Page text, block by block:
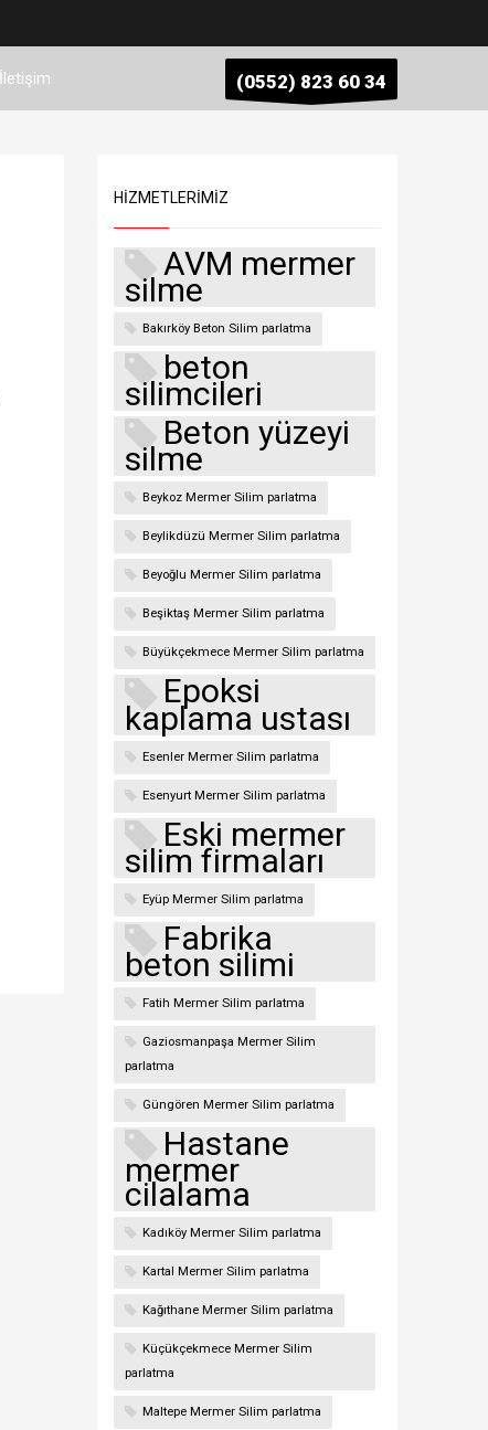
İletişim (0552) 823 60 34
HIZMETLERIMIZ
AVM mermer
silme
Bakırköy Beton Silim parlatma
beton
silimcileri
Beton yüzeyi
silme
Beykoz Mermer Silim parlatma
Beylikdüzü Mermer Silim parlatma
Beyoğlu Mermer Silim parlatma
Beşiktaş Mermer Silim parlatma
Büyükçekmece Mermer Silim parlatma
Epoksi
kaplama ustası
Esenler Mermer Silim parlatma
Esenyurt Mermer Silim parlatma
Eski mermer
silim firmaları
Eyüp Mermer Silim parlatma
Fabrika
beton silimi
Fatih Mermer Silim parlatma
Gaziosmanpaşa Mermer Silim
parlatma
Güngören Mermer Silim parlatma
Hastane
mermer
cilalama
Kadıköy Mermer Silim parlatma
Kartal Mermer Silim parlatma
Kağıthane Mermer Silim parlatma
Küçükçekmece Mermer Silim
parlatma
Maltepe Mermer Silim parlatma